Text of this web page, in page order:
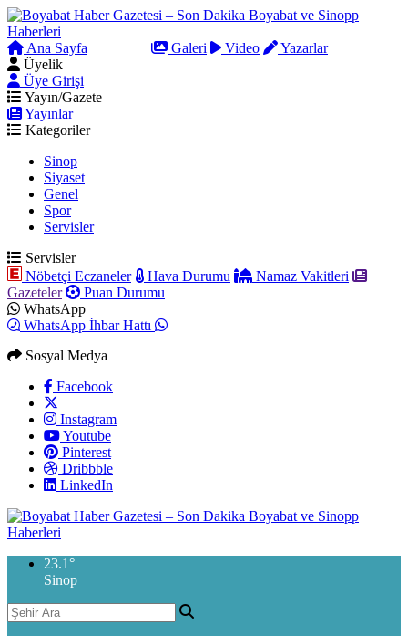
Ana Sayfa Galeri Video
Yazarlar
Üyelik
Üye Girişi
Yayın/Gazete
Yayınlar
Kategoriler
Sinop
Siyaset
Genel
Spor
Servisler
Servisler
Nöbetçi Eczaneler
Hava Durumu
Namaz Vakitleri
Gazeteler
Puan Durumu
WhatsApp
WhatsApp İhbar Hattı
Sosyal Medya
Facebook
Instagram
Youtube
Pinterest
Dribbble
LinkedIn
23.1 °
Sinop